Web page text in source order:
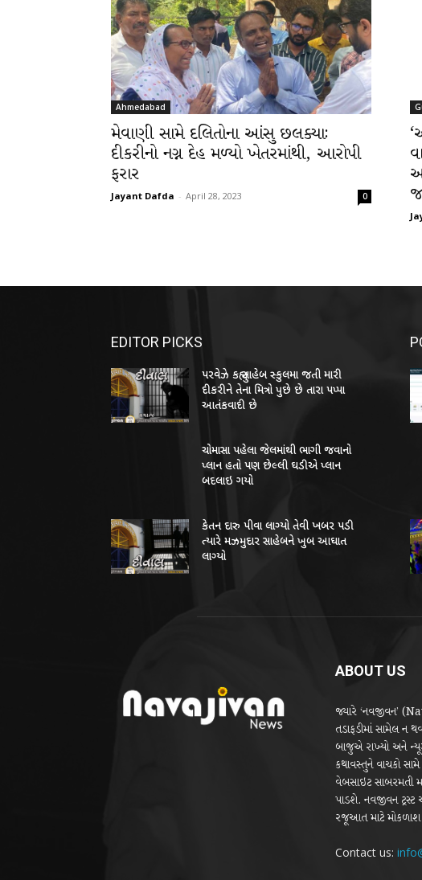
Ahmedabad
મેવાણી સામે દલિતોના આંસુ છલક્યાઃ
દીકરીનો નગ્ન દેહ મળ્યો ખેતરમાંથી, આરોપી
ફરાર
Jayant Dafda - April 28, 2023 0
EDITOR PICKS
પરવેઝે કહ્યુ સાહેબ સ્કુલમા જતી મારી
દીકરીને તેના મિત્રો પુછે છે તારા પપ્પા
આતંકવાદી છે
ચોમાસા પહેલા જેલમાંથી ભાગી જવાનો
પ્લાન હતો પણ છેલ્લી ઘડીએ પ્લાન
બદલાઇ ગયો
કેતન દારુ પીવા લાગ્યો તેવી ખબર પડી
ત્યારે મઝમુદાર સાહેબને ખુબ આઘાત
લાગ્યો
ABOUT US
જ્યારે ‘નવજીવન’
તડાફડીમાં સામેલ ન
બાજુએ રાખ્યો અને
કથાવસ્તુને વાચકો
વેબસાઇટ સાબરમતી
પાડશે. નવજીવન
રજૂઆત માટે
Contact us: